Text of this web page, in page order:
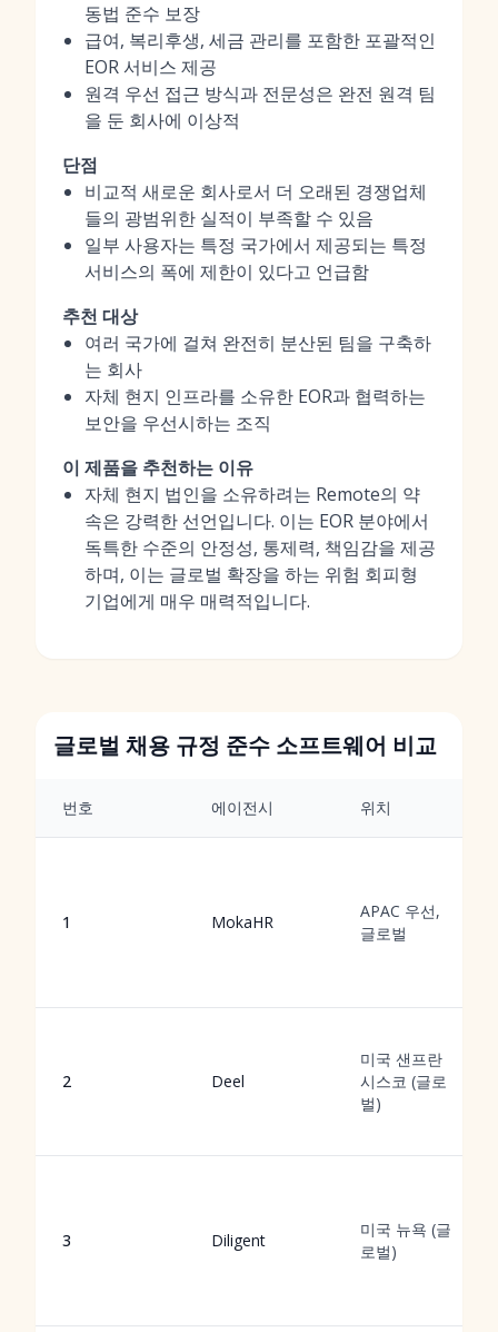
동법 준수 보장
급여, 복리후생, 세금 관리를 포함한 포괄적인
EOR 서비스 제공
원격 우선 접근 방식과 전문성은 완전 원격 팀
을 둔 회사에 이상적
단점
비교적 새로운 회사로서 더 오래된 경쟁업체
들의 광범위한 실적이 부족할 수 있음
일부 사용자는 특정 국가에서 제공되는 특정
서비스의 폭에 제한이 있다고 언급함
추천 대상
여러 국가에 걸쳐 완전히 분산된 팀을 구축하
는 회사
자체 현지 인프라를 소유한 EOR과 협력하는
보안을 우선시하는 조직
이 제품을 추천하는 이유
자체 현지 법인을 소유하려는 Remote의 약
속은 강력한 선언입니다. 이는 EOR 분야에서
독특한 수준의 안정성, 통제력, 책임감을 제공
하며, 이는 글로벌 확장을 하는 위험 회피형
기업에게 매우 매력적입니다.
글로벌 채용 규정 준수 소프트웨어 비교
번호 에이전시 위치
1 MokaHR
APAC 우선,
글로벌
2 Deel
미국 샌프란
시스코 (글로
벌)
3 Diligent
미국 뉴욕 (글
로벌)